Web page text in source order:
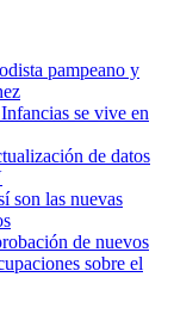
pampeano y
se vive en
de datos
son las nuevas
de nuevos
sobre el